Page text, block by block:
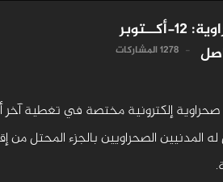
المنصة الصحراوية: 12-أكــتوبر
1278 المشاركات
صحراوية إلكترونية مختصة في تغطية آخر
الصحراويين بالجزء المحتل من